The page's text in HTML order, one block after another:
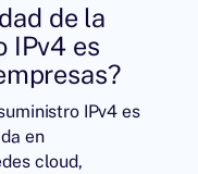
de la
IPv4 es
IPv4 es
en
cloud,